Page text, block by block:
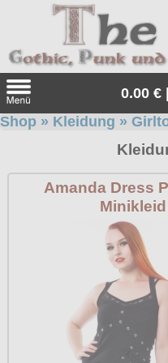
0.00 €
Shop » Kleidung »
Amanda Dress